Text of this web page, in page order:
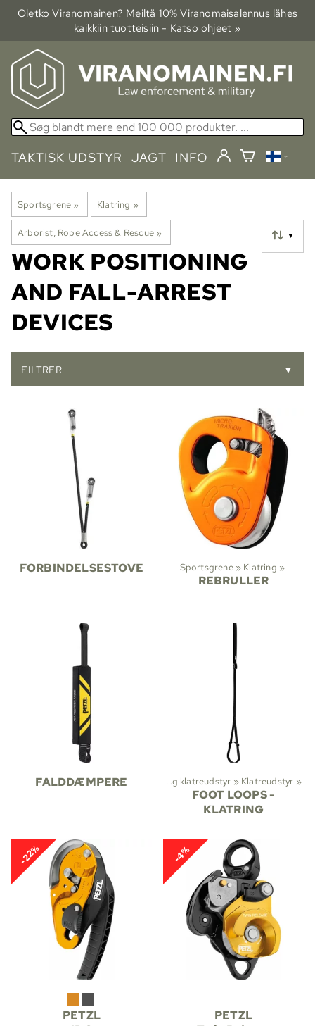
Oletko Viranomainen? Meiltä 10% Viranomais­alennus lähes
kaikkiin tuotteisiin - Katso ohjeet »
TAKTISK UDSTYR JAGT INFO
Sportsgrene ‪» Klatring ‪»
Arborist, Rope Access & Rescue ‪» ▼
WORK POSITIONING
AND FALL-ARREST
DEVICES
FILTRER ▼
FORBINDELSESTOVE Sportsgrene ‪» Klatring ‪»
REBRULLER
FALDDÆMPERE
‪»Klatring ‪» Sikringsudstyr og klatreudstyr ‪» Klatreudstyr ‪»
FOOT LOOPS -
KLATRING
-22%
PETZL
-4%
PETZL